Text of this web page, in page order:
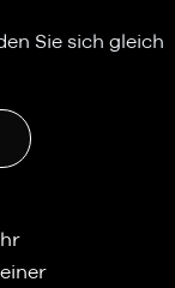
Sie sich gleich